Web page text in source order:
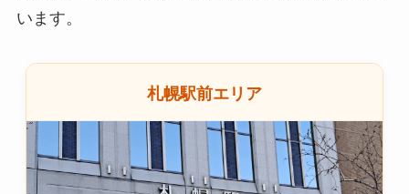
います。
札幌駅前エリア